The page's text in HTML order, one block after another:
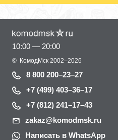
10:00 — 20:00
© КомодМск 2002–2026
8 800 200–23–27
+7 (499) 403–36–17
+7 (812) 241–17–43
zakaz@komodmsk.ru
Написать в WhatsApp